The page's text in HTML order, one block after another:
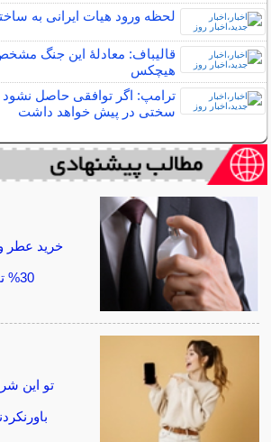
لحظه ورود هیات ایرانی به
قالیباف: معادلهٔ این جنگ
هیچکس
ترامپ: اگر توافقی حاصل نشود
سختی در پیش خواهد داشت
خرید عطر
30% تخفیف از روژا
تو این